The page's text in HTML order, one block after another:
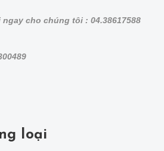
cho chúng tôi : 04.38617588
loại